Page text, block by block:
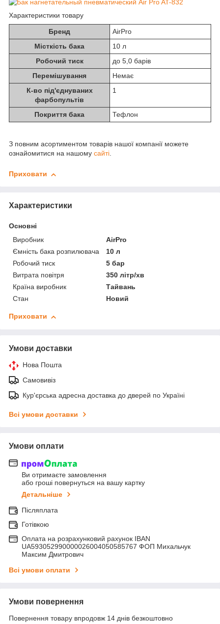
Характеристики товару
Бренд
AirPro
Місткість бака
10 л
Робочий тиск
до 5,0 барів
Перемішування
Немає
К-во під'єднуваних
фарбопультів
1
Покриття бака Тефлон
З повним асортиментом товарів нашої компанії можете
ознайомитися на нашому сайті.
Приховати
Характеристики
Основні
Виробник
AirPro
Ємність бака розпилювача
10 л
Робочий тиск
5 бар
Витрата повітря
350 літр/хв
Країна виробник
Тайвань
Стан
Новий
Приховати
Умови доставки
Нова Пошта
Самовивіз
Кур'єрська адресна доставка до дверей по Україні
Всі умови доставки
Умови оплати
Ви отримаєте замовлення
або гроші повернуться на вашу картку
Детальніше
Післяплата
Готівкою
Оплата на розрахунковий рахунок IBAN
UA593052990000026004050585767 ФОП Михальчук
Максим Дмитрович
Всі умови оплати
Умови повернення
Повернення товару впродовж 14 днів безкоштовно